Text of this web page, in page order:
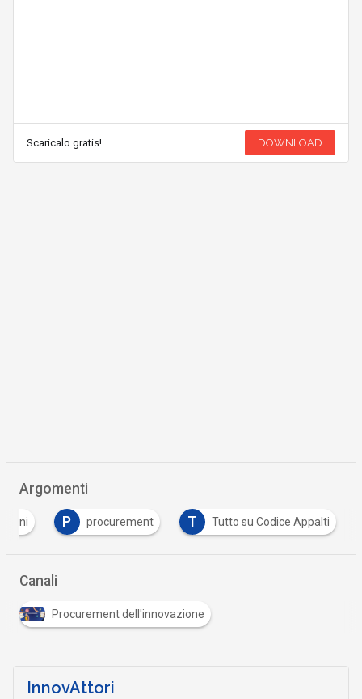
Scaricalo gratis! DOWNLOAD
Argomenti
P procurement T Tutto su Codice Appalti
Canali
Procurement dell'innovazione
InnovAttori